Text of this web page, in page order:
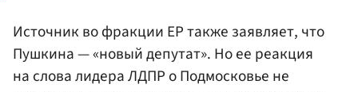
Источник во фракции ЕР также заявляет, что
Пушкина — «новый депутат». Но ее реакция
на слова лидера ЛДПР о Подмосковье не